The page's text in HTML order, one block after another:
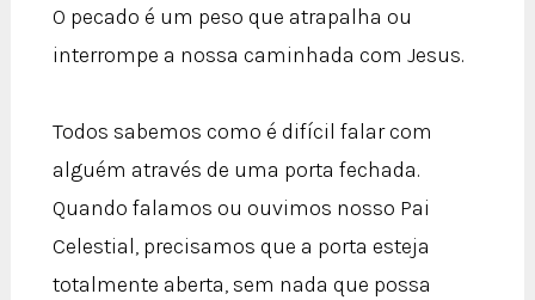
O pecado é um peso que atrapalha ou
interrompe a nossa caminhada com Jesus.
Todos sabemos como é difícil falar com
alguém através de uma porta fechada.
Quando falamos ou ouvimos nosso Pai
Celestial, precisamos que a porta esteja
totalmente aberta, sem nada que possa